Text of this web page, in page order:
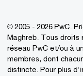
© 2005 - 2026 PwC.
Maghreb. Tous
réseau PwC et/ou à
membres, dont
distincte. Pour plus